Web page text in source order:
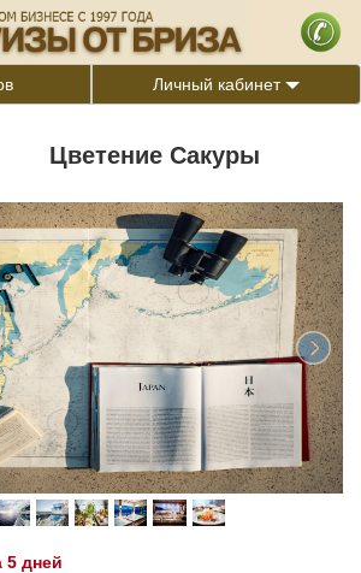
Личный кабинет
Цветение Сакуры
5 дней